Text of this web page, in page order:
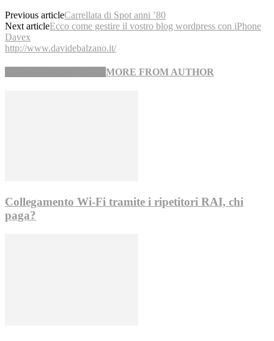
Previous articleCarrellata di Spot anni ’80
Next articleEcco come gestire il vostro blog wordpress con iPhone
Davex
http://www.davidebalzano.it/
MORE FROM AUTHOR
Collegamento Wi-Fi tramite i ripetitori RAI, chi
paga?